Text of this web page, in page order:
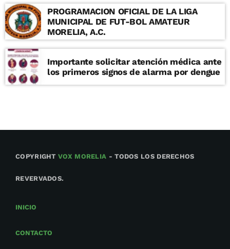
PROGRAMACION OFICIAL DE LA LIGA
MUNICIPAL DE FUT-BOL AMATEUR
MORELIA, A.C.
Importante solicitar atención médica ante
los primeros signos de alarma por dengue
COPYRIGHTVOX MORELIA - TODOS LOS DERECHOS
REVERVADOS.
INICIO
CONTACTO